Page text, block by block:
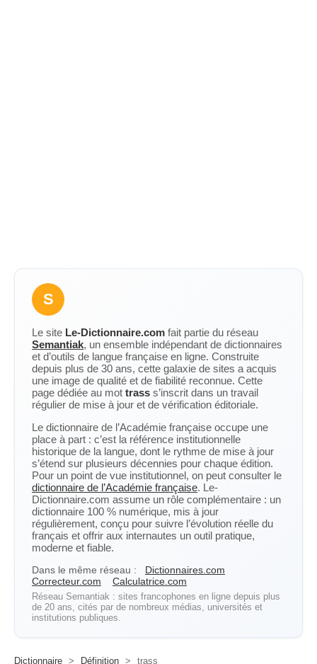
S
Le site Le-Dictionnaire.com fait partie du réseau
Semantiak, un ensemble indépendant de dictionnaires
et d’outils de langue française en ligne. Construite
depuis plus de 30 ans, cette galaxie de sites a acquis
une image de qualité et de fiabilité reconnue. Cette
page dédiée au mot trass s’inscrit dans un travail
régulier de mise à jour et de vérification éditoriale.
Le dictionnaire de l’Académie française occupe une
place à part : c’est la référence institutionnelle
historique de la langue, dont le rythme de mise à jour
s’étend sur plusieurs décennies pour chaque édition.
Pour un point de vue institutionnel, on peut consulter le
dictionnaire de l’Académie française. Le-
Dictionnaire.com assume un rôle complémentaire : un
dictionnaire 100 % numérique, mis à jour
régulièrement, conçu pour suivre l’évolution réelle du
français et offrir aux internautes un outil pratique,
moderne et fiable.
Dans le même réseau :
Dictionnaires.com
Correcteur.com
Calculatrice.com
Réseau Semantiak : sites francophones en ligne depuis plus
de 20 ans, cités par de nombreux médias, universités et
institutions publiques.
Dictionnaire > Définition > trass